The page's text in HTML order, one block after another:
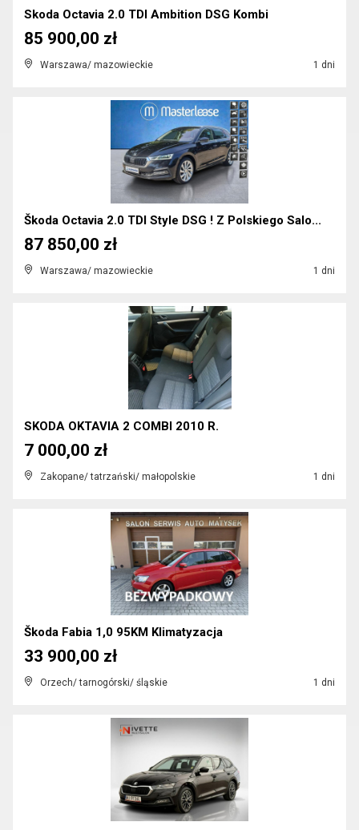
Skoda Octavia 2.0 TDI Ambition DSG Kombi
Warszawa/ mazowieckie 1 dni
85 900,00 zł
Škoda Octavia 2.0 TDI Style DSG ! Z Polskiego Salo...
Warszawa/ mazowieckie 1 dni
87 850,00 zł
SKODA OKTAVIA 2 COMBI 2010 R.
Zakopane/ tatrzański/ małopolskie 1 dni
7 000,00 zł
Škoda Fabia 1,0 95KM Klimatyzacja
Orzech/ tarnogórski/ śląskie 1 dni
33 900,00 zł